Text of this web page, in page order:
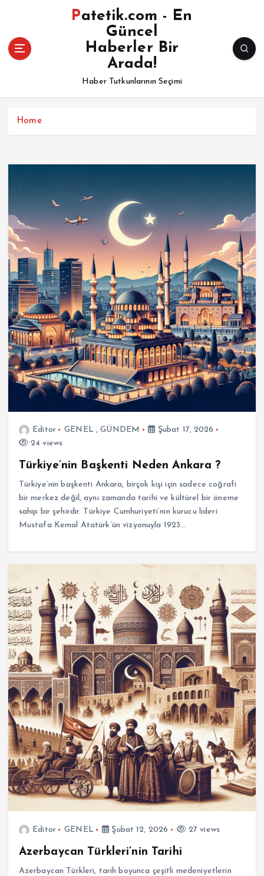
Patetik.com - En
Güncel
Haberler Bir
Arada!
Haber Tutkunlarının Seçimi
Home
Editor GENEL,GÜNDEM
Şubat 17, 2026
24 views
Türkiye’nin Başkenti Neden Ankara ?
Türkiye’nin başkenti Ankara, birçok kişi için sadece coğrafi
bir merkez değil, aynı zamanda tarihi ve kültürel bir öneme
sahip bir şehirdir. Türkiye Cumhuriyeti’nin kurucu lideri
Mustafa Kemal Atatürk’ün vizyonuyla 1923…
Editor GENEL Şubat 12, 2026 27 views
Azerbaycan Türkleri’nin Tarihi
Azerbaycan Türkleri, tarih boyunca çeşitli medeniyetlerin